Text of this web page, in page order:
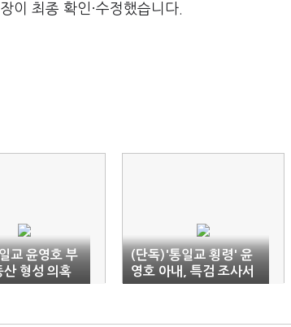
이 최종 확인·수정했습니다.
교 윤영호 부
산 형성 의혹
(단독)'통일교 횡령' 윤
영호 아내, 특검 조사서
혐의 인정